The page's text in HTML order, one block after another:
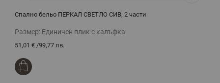
Спално бельо ПЕРКАЛ СВЕТЛО СИВ, 2 части
Размер: Единичен плик с калъфка
51,01 € /99,77 лв.